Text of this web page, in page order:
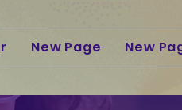
New Page New